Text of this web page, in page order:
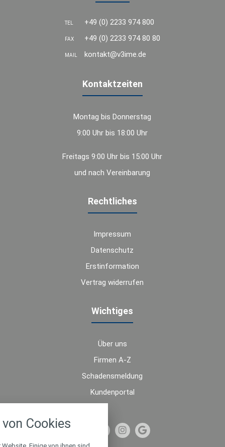
TEL +49 (0) 2233 974 800
FAX +49 (0) 2233 974 80 80
MAIL kontakt@v3ime.de
Kontaktzeiten
Montag bis Donnerstag
9:00 Uhr bis 18:00 Uhr
Freitags 9:00 Uhr bis 15:00 Uhr
und nach Vereinbarung
Rechtliches
Impressum
Datenschutz
Erstinformation
Vertrag widerrufen
Wichtiges
Über uns
Firmen A-Z
Schadensmeldung
Kundenportal
Cookies
alle verwendeten Cookies und
zu blockieren.